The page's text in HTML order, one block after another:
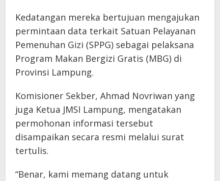
Kedatangan mereka bertujuan mengajukan
permintaan data terkait Satuan Pelayanan
Pemenuhan Gizi (SPPG) sebagai pelaksana
Program Makan Bergizi Gratis (MBG) di
Provinsi Lampung.
Komisioner Sekber, Ahmad Novriwan yang
juga Ketua JMSI Lampung, mengatakan
permohonan informasi tersebut
disampaikan secara resmi melalui surat
tertulis.
“Benar, kami memang datang untuk